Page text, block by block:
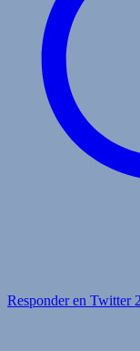
Responder en Twitter